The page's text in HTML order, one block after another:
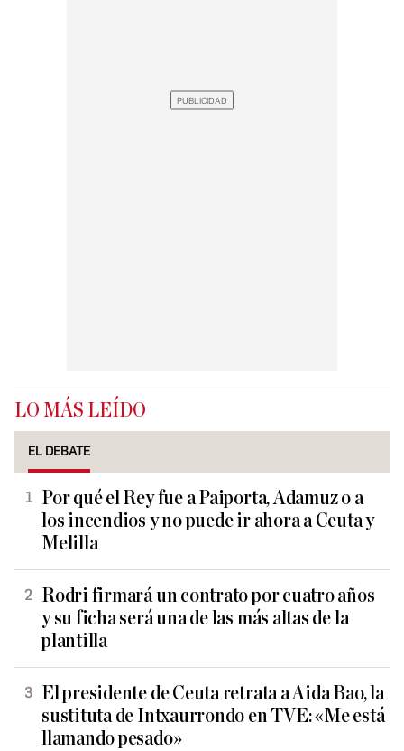
LO MÁS LEÍDO
EL DEBATE
Por qué el Rey fue a Paiporta, Adamuz o a
los incendios y no puede ir ahora a Ceuta y
Melilla
Rodri firmará un contrato por cuatro años
y su ficha será una de las más altas de la
plantilla
El presidente de Ceuta retrata a Aida Bao, la
sustituta de Intxaurrondo en TVE: «Me está
llamando pesado»